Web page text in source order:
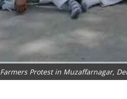
Farmers Protest in Muzaffarnagar,